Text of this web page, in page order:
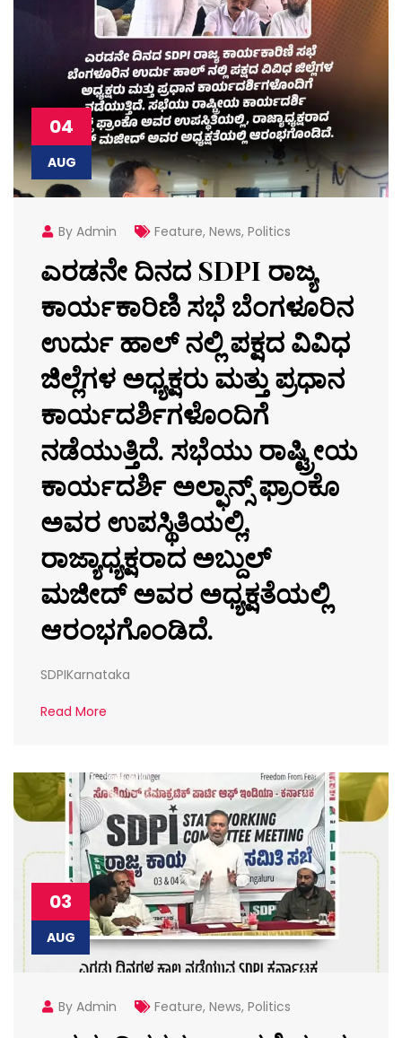
04
AUG
By Admin Feature, News, Politics
ಎರಡನೇ ದಿನದ SDPI ರಾಜ್ಯ
ಕಾರ್ಯಕಾರಿಣಿ ಸಭೆ ಬೆಂಗಳೂರಿನ
ಉರ್ದು ಹಾಲ್ ನಲ್ಲಿ ಪಕ್ಷದ ವಿವಿಧ
ಜಿಲ್ಲೆಗಳ ಅಧ್ಯಕ್ಷರು ಮತ್ತು ಪ್ರಧಾನ
ಕಾರ್ಯದರ್ಶಿಗಳೊಂದಿಗೆ
ನಡೆಯುತ್ತಿದೆ. ಸಭೆಯು ರಾಷ್ಟ್ರೀಯ
ಕಾರ್ಯದರ್ಶಿ ಅಲ್ಫಾನ್ಸ್ ಫ್ರಾಂಕೊ
ಅವರ ಉಪಸ್ಥಿತಿಯಲ್ಲಿ,
ರಾಜ್ಯಾಧ್ಯಕ್ಷರಾದ ಅಬ್ದುಲ್‌
ಮಜೀದ್‌ ಅವರ ಅಧ್ಯಕ್ಷತೆಯಲ್ಲಿ
ಆರಂಭಗೊಂಡಿದೆ.
SDPIKarnataka
Read More
03
AUG
By Admin Feature, News, Politics